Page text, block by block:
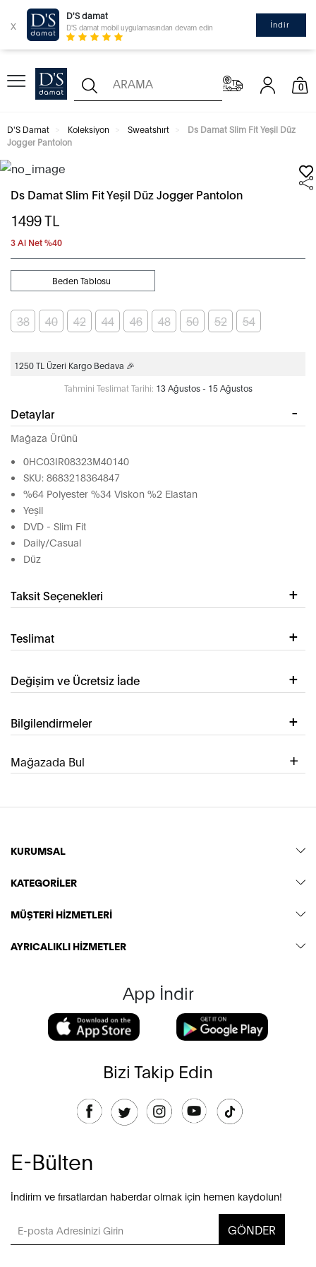
x
D'S damat
D'S damat mobil uygulamasından devam edin İndir
0
D'S Damat Koleksiyon Sweatshırt
Ds Damat Slim Fit Yeşil Düz
Jogger Pantolon
Ds Damat Slim Fit Yeşil Düz Jogger Pantolon
1499TL
3 Al Net %40
Beden Tablosu
38 40 42 44 46 48 50 52 54
1250 TL Üzeri Kargo Bedava 🎉
Tahmini Teslimat Tarihi: 13 Ağustos - 15 Ağustos
Detaylar
Mağaza Ürünü
0HC03IR08323M40140
SKU: 8683218364847
%64 Polyester %34 Viskon %2 Elastan
Yeşil
DVD - Slim Fit
Daily/Casual
Düz
Taksit Seçenekleri
Teslimat
Değişim ve Ücretsiz İade
Bilgilendirmeler
Mağazada Bul
KURUMSAL
KATEGORİLER
MÜŞTERİ HİZMETLERİ
AYRICALIKLI HİZMETLER
App İndir
Bizi Takip Edin
E-Bülten
İndirim ve fırsatlardan haberdar olmak için hemen kaydolun!
GÖNDER